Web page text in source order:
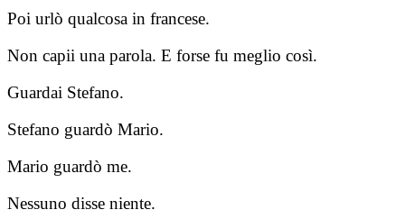
Poi urlò qualcosa in francese.
Non capii una parola. E forse fu meglio così.
Guardai Stefano.
Stefano guardò Mario.
Mario guardò me.
Nessuno disse niente.